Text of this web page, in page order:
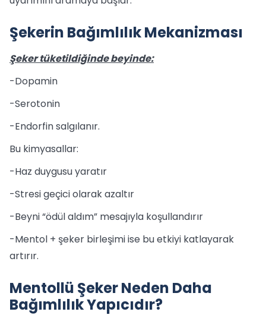
Şekerin Bağımlılık Mekanizması
Şeker tüketildiğinde beyinde:
-Dopamin
-Serotonin
-Endorfin salgılanır.
Bu kimyasallar:
-Haz duygusu yaratır
-Stresi geçici olarak azaltır
-Beyni “ödül aldım” mesajıyla koşullandırır
-Mentol + şeker birleşimi ise bu etkiyi katlayarak
artırır.
Mentollü Şeker Neden Daha
Bağımlılık Yapıcıdır?